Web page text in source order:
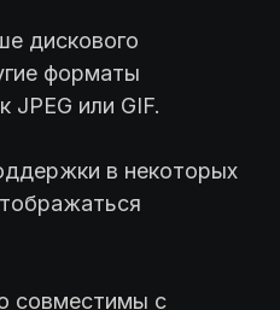
дискового
форматы
JPEG или GIF.
в некоторых
совместимы с